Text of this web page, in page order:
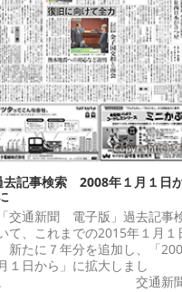
去記事検索 2008年１月１日
交通新聞 電子版」過去記事
て、これまでの2015年１月１
新たに７年分を追加し、「
１日から」に拡大しまし
。 交通新聞